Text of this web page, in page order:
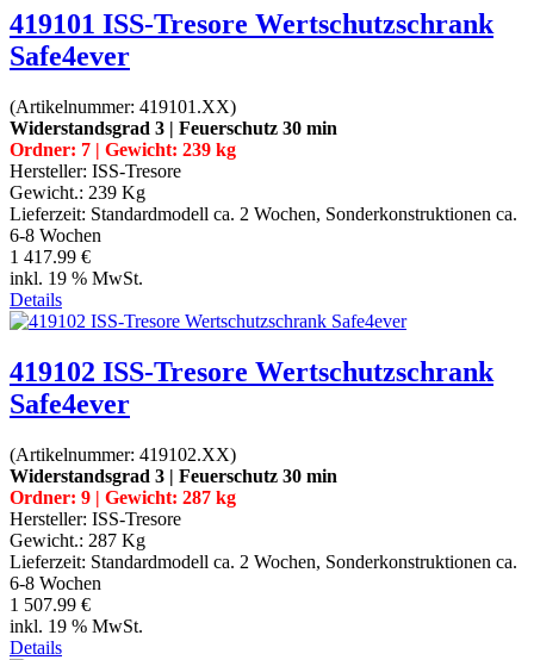
419101 ISS-Tresore Wertschutzschrank
Safe4ever
(Artikelnummer: 419101.XX)
Widerstandsgrad 3 | Feuerschutz 30 min
Ordner: 7 | Gewicht: 239 kg
Hersteller: ISS-Tresore
Gewicht.: 239 Kg
Lieferzeit: Standardmodell ca. 2 Wochen, Sonderkonstruktionen ca.
6-8 Wochen
1 417.99 €
inkl. 19 % MwSt.
Details
419102 ISS-Tresore Wertschutzschrank
Safe4ever
(Artikelnummer: 419102.XX)
Widerstandsgrad 3 | Feuerschutz 30 min
Ordner: 9 | Gewicht: 287 kg
Hersteller: ISS-Tresore
Gewicht.: 287 Kg
Lieferzeit: Standardmodell ca. 2 Wochen, Sonderkonstruktionen ca.
6-8 Wochen
1 507.99 €
inkl. 19 % MwSt.
Details